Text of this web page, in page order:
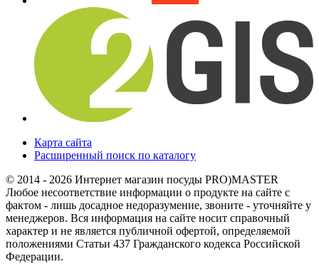
Карта сайта
Расширенный поиск по каталогу
© 2014 - 2026 Интернет магазин посуды PRO)MASTER
Любое несоответствие информации о продукте на сайте с
фактом - лишь досадное недоразумение, звоните - уточняйте у
менеджеров. Вся информация на сайте носит справочный
характер и не является публичной офертой, определяемой
положениями Статьи 437 Гражданского кодекса Российской
Федерации.